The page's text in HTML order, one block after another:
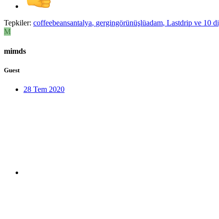
Tepkiler: coffeebeansantalya, gergingörünüşlüadam, Lastdrip ve 10
M
mimds
Guest
28 Tem 2020